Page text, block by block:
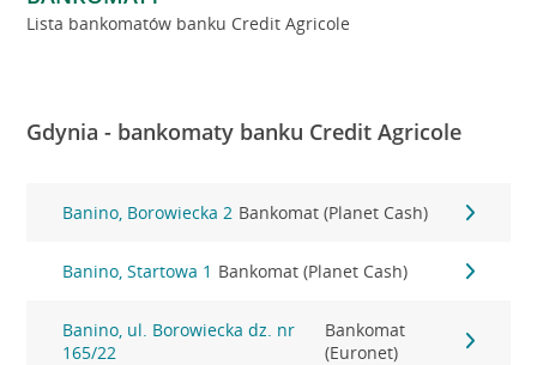
Lista bankomatów banku Credit Agricole
Gdynia - bankomaty banku Credit Agricole
Banino, Borowiecka 2 Bankomat (Planet Cash)
Banino, Startowa 1 Bankomat (Planet Cash)
Banino, ul. Borowiecka dz. nr
165/22
Bankomat
(Euronet)